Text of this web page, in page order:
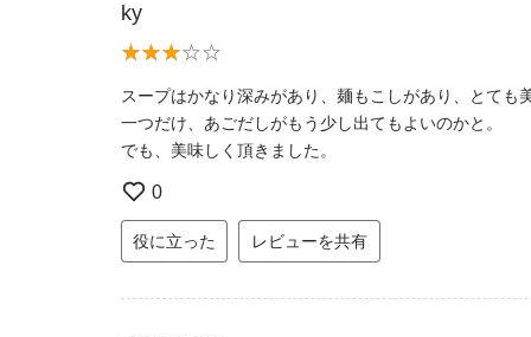
ky
スープはかなり深みがあり、麺もこしがあり、とても
一つだけ、あごだしがもう少し出てもよいのかと。
でも、美味しく頂きました。
0
役に立った レビューを共有